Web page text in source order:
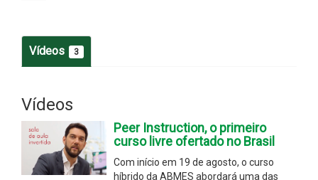
Vídeos 3
Vídeos
Peer Instruction, o primeiro
curso livre ofertado no Brasil
Com início em 19 de agosto, o curso
híbrido da ABMES abordará uma das